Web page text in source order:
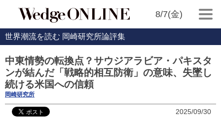
8/7(金)
世界潮流を読む 岡崎研究所論評集
中東情勢の転換点？サウジアラビア・パキスタ
ンが結んだ「戦略的相互防衛」の意味、失墜し
続ける米国への信頼
岡崎研究所
2025/09/30